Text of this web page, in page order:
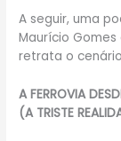
A seguir, uma
Maurício
retrata o
A FERROVIA
(A TRISTE